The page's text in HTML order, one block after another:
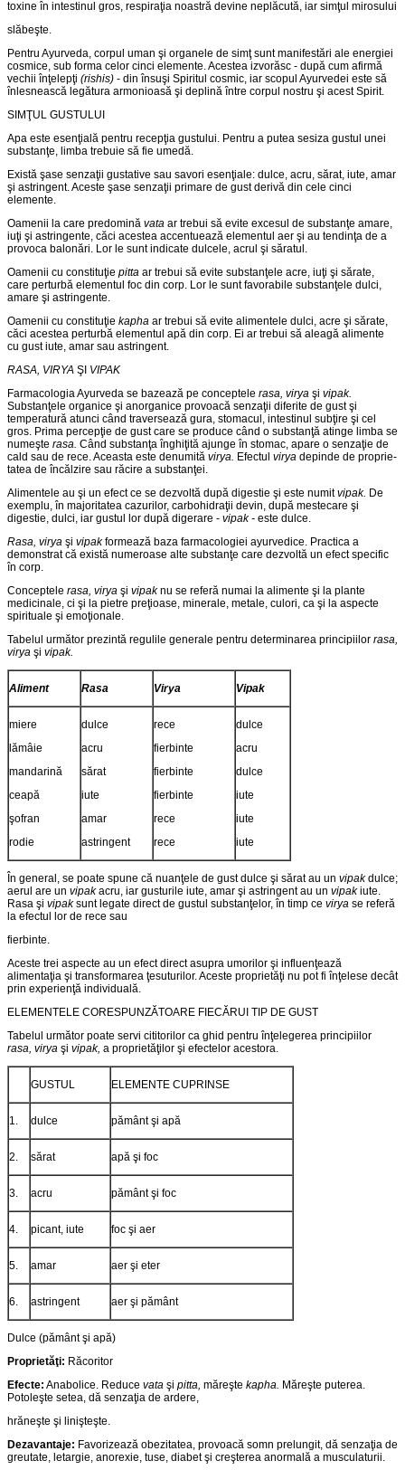
toxine în intestin­ul gros, respiraţia noastră devine neplăcută, iar simţul mirosului
slăbeşte.
Pentru Ayurveda, corpul uman şi organele de simţ sunt mani­festări ale energiei
cosmice, sub forma celor cinci elemente. Acestea izvorăsc - după cum afirmă
vechii înţelepţi (rishis) - din însuşi Spiritul cosmic, iar scopul Ayurvedei este să
înlesnească legătura armonioasă şi deplină între corpul nostru şi acest Spirit.
SIMŢUL GUSTULUI
Apa este esenţială pentru recepţia gustului. Pentru a putea sesiza gustul unei
substanţe, limba trebuie să fie umedă.
Există şase senzaţii gustative sau savori esenţiale: dulce, acru, sărat, iute, amar
şi astringent. Aceste şase senzaţii primare de gust derivă din cele cinci
elemente.
Oamenii la care predomină vata ar trebui să evite excesul de sub­stanţe amare,
iuţi şi astringente, căci acestea accentuează elemen­tul aer şi au tendinţa de a
provoca balonări. Lor le sunt indicate dul­cele, acrul şi săratul.
Oamenii cu constituţie pitta ar trebui să evite substanţele acre, iuţi şi sărate,
care perturbă elementul foc din corp. Lor le sunt favo­rabile substanţele dulci,
amare şi astringente.
Oamenii cu constituţie kapha ar trebui să evite alimentele dulci, acre şi sărate,
căci acestea perturbă elementul apă din corp. Ei ar trebui să aleagă alimente
cu gust iute, amar sau astringent.
RASA, VIRYA ŞI VIPAK
Farmacologia Ayurveda se bazează pe conceptele rasa, virya şi vipak.
Substanţele organice şi anorganice provoacă senzaţii dife­rite de gust şi
temperatură atunci când traversează gura, stomacul, intestinul subţire şi cel
gros. Prima percepţie de gust care se pro­duce când o substanţă atinge limba se
numeşte rasa. Când sub­stanţa înghiţită ajunge în stomac, apare o senzaţie de
cald sau de rece. Aceasta este denumită virya. Efectul virya depinde de proprie­
tatea de încălzire sau răcire a substanţei.
Alimentele au şi un efect ce se dezvoltă după digestie şi este numitvipak. De
exemplu, în majoritatea cazurilor, carbohidraţii devin, după mestecare şi
digestie, dulci, iar gustul lor după digerare - vipak - este dulce.
Rasa, virya şi vipakformează baza farmacologiei ayurvedice. Practica a
demonstrat că există numeroase alte substanţe care dezvoltă un efect specific
în corp.
Conceptele rasa, virya şi vipaknu se referă numai la alimente şi la plante
medicinale, ci şi la pietre preţioase, minerale, metale, culori, ca şi la aspecte
spirituale şi emoţionale.
Tabelul următor prezintă regulile generale pentru determinarea principiilor rasa,
virya şi vipak.
Aliment Rasa Virya Vipak
miere
lămâie
mandarină
ceapă
şofran
rodie
dulce
acru
sărat
iute
amar
astringent
rece
fierbinte
fierbinte
fierbinte
rece
rece
dulce
acru
dulce
iute
iute
iute
În general, se poate spune că nuanţele de gust dulce şi sărat au un vipakdulce;
aerul are un vipakacru, iar gusturile iute, amar şi astringent au un vipakiute.
Rasa şi vipaksunt legate direct de gus­tul substanţelor, în timp ce virya se referă
la efectul lor de rece sau
fierbinte.
Aceste trei aspecte au un efect direct asupra umorilor şi influ­enţează
alimentaţia şi transformarea ţesuturilor. Aceste proprietăţi nu pot fi înţelese decât
prin experienţă individuală.
ELEMENTELE CORESPUNZĂTOARE FIECĂRUI TIP DE GUST
Tabelul următor poate servi cititorilor ca ghid pentru înţelegerea principiilor
rasa, virya şi vipak, a proprietăţilor şi efectelor acestora.
GUSTUL ELEMENTE CUPRINSE
1. dulce pământ şi apă
2. sărat apă şi foc
3. acru pământ şi foc
4. picant, iute foc şi aer
5. amar aer şi eter
6. astringent aer şi pământ
Dulce (pământ şi apă)
Proprietăţi: Răcoritor
Efecte: Anabolice. Reduce vata şi pitta, măreşte kapha. Măreşte puterea.
Potoleşte setea, dă senzaţia de ardere,
hrăneşte şi linişteşte.
Dezavantaje: Favorizează obezitatea, provoacă somn prelungit, dă senzaţia de
greutate, letargie, anorexie, tuse, diabet şi creşterea anormală a musculaturii.